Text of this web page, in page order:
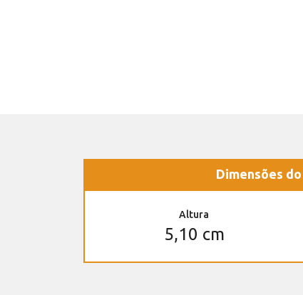
Dimensões
Altura
5,10 cm